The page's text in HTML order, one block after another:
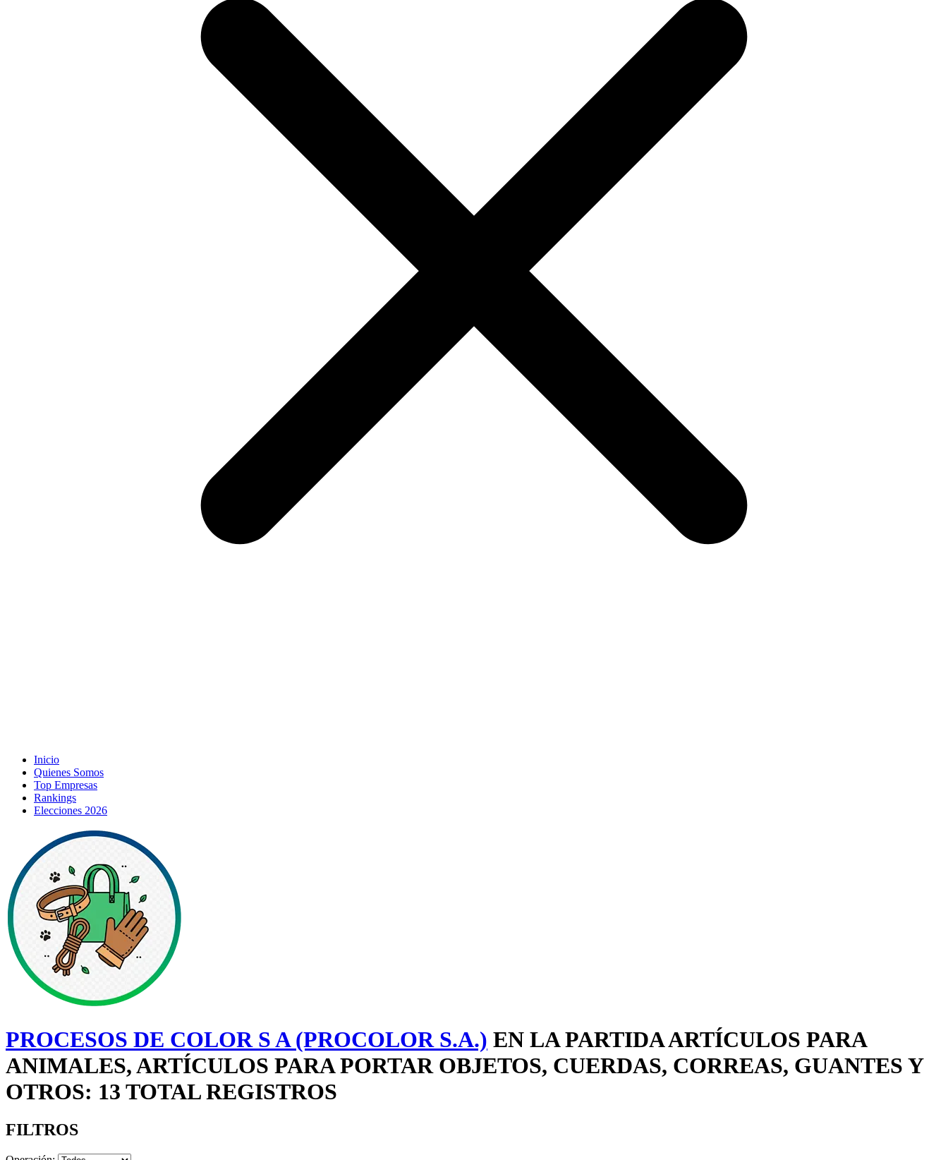
Inicio
Quienes Somos
Top Empresas
Rankings
Elecciones 2026
PROCESOS DE COLOR S A (PROCOLOR S.A.) EN LA PARTIDA ARTÍCULOS PARA
ANIMALES, ARTÍCULOS PARA PORTAR OBJETOS, CUERDAS, CORREAS, GUANTES Y
OTROS: 13 TOTAL REGISTROS
FILTROS